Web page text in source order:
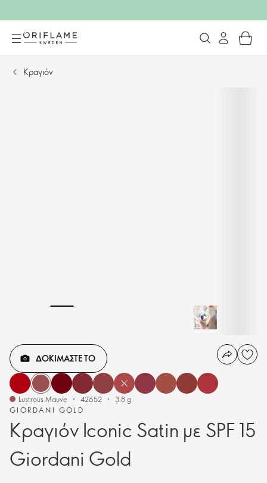
Κραγιόν
GIORDANI GOLD
Κραγιόν Iconic Satin με SPF 15
Giordani Gold
ΔΟΚΙΜΑΣΤΕ ΤΟ
Lustrous Mauve 42652 3.8 g.